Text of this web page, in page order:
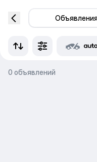
0 объявлений